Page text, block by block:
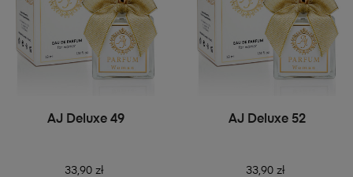
AJ Deluxe 49
33,90 zł
AJ Deluxe 52
33,90 zł